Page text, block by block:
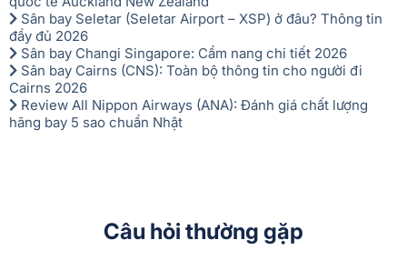
Sân bay Seletar (Seletar Airport – XSP) ở đâu? Thông tin
đầy đủ 2026
Sân bay Changi Singapore: Cẩm nang chi tiết 2026
Sân bay Cairns (CNS): Toàn bộ thông tin cho người đi
Cairns 2026
Review All Nippon Airways (ANA): Đánh giá chất lượng
hãng bay 5 sao chuẩn Nhật
Câu hỏi thường gặp